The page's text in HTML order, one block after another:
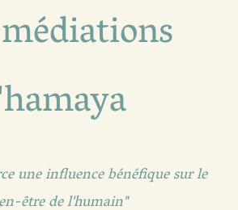
une influence bénéfique sur le
être de l'humain"